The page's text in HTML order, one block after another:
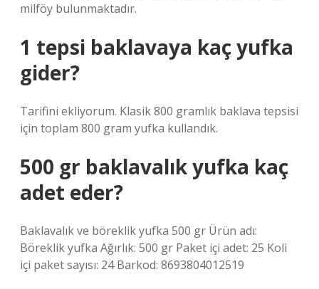
milföy bulunmaktadır.
1 tepsi baklavaya kaç yufka
gider?
Tarifini ekliyorum. Klasik 800 gramlık baklava tepsisi
için toplam 800 gram yufka kullandık.
500 gr baklavalık yufka kaç
adet eder?
Baklavalık ve böreklik yufka 500 gr Ürün adı:
Böreklik yufka Ağırlık: 500 gr Paket içi adet: 25 Koli
içi paket sayısı: 24 Barkod: 8693804012519